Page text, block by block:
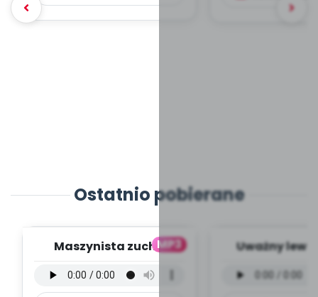
Ostatnio pobierane
MP3
Maszynista zuch -
mp3)
Uważny lew